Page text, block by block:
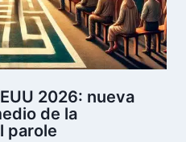
2026: nueva
de la
parole